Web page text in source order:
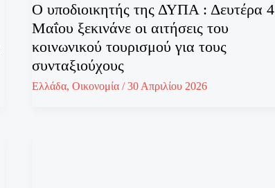
Ο υποδιοικητής της ΔΥΠΑ : Δευτέρα 4
Μαΐου ξεκινάνε οι αιτήσεις του
κοινωνικού τουρισμού για τους
συνταξιούχους
Ελλάδα, Οικονομία/30 Απριλίου 2026